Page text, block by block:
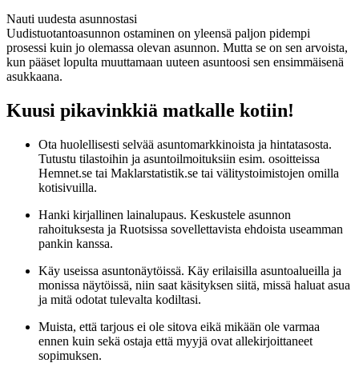
Nauti uudesta asunnostasi
Uudistuotantoasunnon ostaminen on yleensä paljon pidempi
prosessi kuin jo olemassa olevan asunnon. Mutta se on sen arvoista,
kun pääset lopulta muuttamaan uuteen asuntoosi sen ensimmäisenä
asukkaana.
Kuusi pikavinkkiä matkalle kotiin!
Ota huolellisesti selvää asuntomarkkinoista ja hintatasosta.
Tutustu tilastoihin ja asuntoilmoituksiin esim. osoitteissa
Hemnet.se tai Maklarstatistik.se tai välitystoimistojen omilla
kotisivuilla.
Hanki kirjallinen lainalupaus. Keskustele asunnon
rahoituksesta ja Ruotsissa sovellettavista ehdoista useamman
pankin kanssa.
Käy useissa asuntonäytöissä. Käy erilaisilla asuntoalueilla ja
monissa näytöissä, niin saat käsityksen siitä, missä haluat asua
ja mitä odotat tulevalta kodiltasi.
Muista, että tarjous ei ole sitova eikä mikään ole varmaa
ennen kuin sekä ostaja että myyjä ovat allekirjoittaneet
sopimuksen.